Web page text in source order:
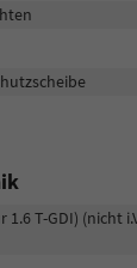
T-GDI) (nicht